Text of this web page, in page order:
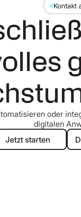
Kontakt
oder
digitalen
Jetzt starten
Jetzt starten